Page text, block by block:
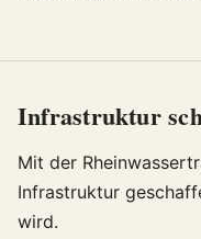
Infrastruktur
Mit der
Infrastruktur
wird.